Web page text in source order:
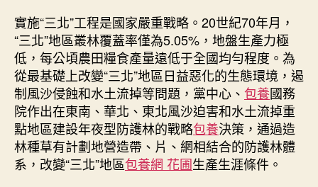
網
中
國
網〉
中
實施“三北”工程是國家嚴重戰略。20世紀70年月，
“三北”地區叢林覆蓋率僅為5.05%，地盤生產力極
低，每公頃農田糧食產量遠低于全國均勻程度。為
從最基礎上改變“三北”地區日益惡化的生態環境，遏
制風沙侵蝕和水土流掉等問題，黨中心、 包養國務
院作出在東南、華北、東北風沙迫害和水土流掉重
點地區建設年夜型防護林的戰略包養決策，通過造
林種草有計劃地營造帶、片、網相結合的防護林體
系，改變“三北”地區包養網 花圃生產生涯條件。